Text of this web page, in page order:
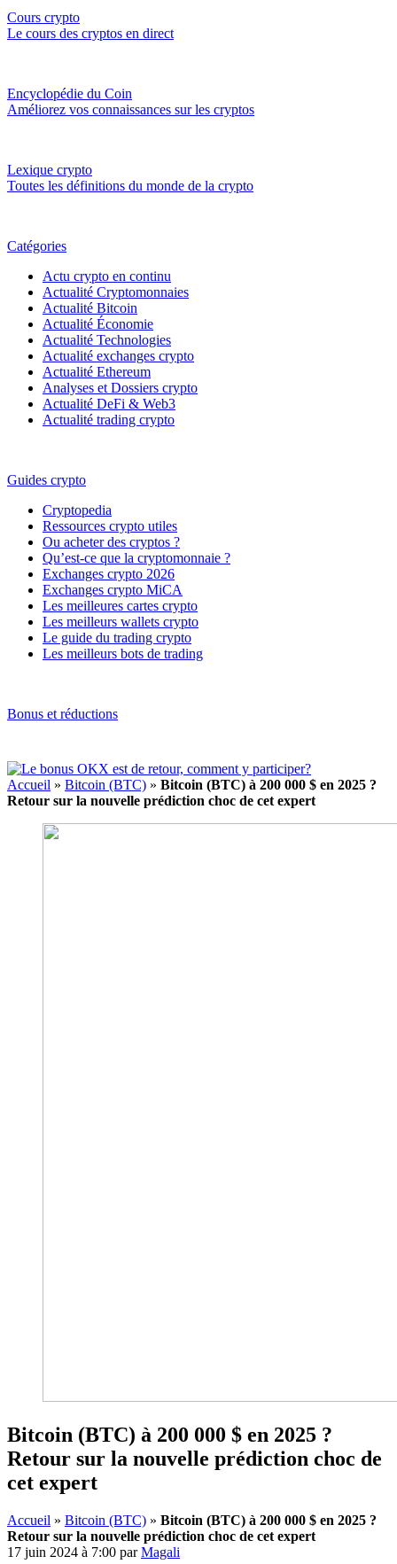
Cours crypto
Le cours des cryptos en direct
Encyclopédie du Coin
Améliorez vos connaissances sur les cryptos
Lexique crypto
Toutes les définitions du monde de la crypto
Catégories
Actu crypto en continu
Actualité Cryptomonnaies
Actualité Bitcoin
Actualité Économie
Actualité Technologies
Actualité exchanges crypto
Actualité Ethereum
Analyses et Dossiers crypto
Actualité DeFi & Web3
Actualité trading crypto
Guides crypto
Cryptopedia
Ressources crypto utiles
Ou acheter des cryptos ?
Qu’est-ce que la cryptomonnaie ?
Exchanges crypto 2026
Exchanges crypto MiCA
Les meilleures cartes crypto
Les meilleurs wallets crypto
Le guide du trading crypto
Les meilleurs bots de trading
Bonus et réductions
Accueil » Bitcoin (BTC) » Bitcoin (BTC) à 200 000 $ en 2025 ?
Retour sur la nouvelle prédiction choc de cet expert
Bitcoin (BTC) à 200 000 $ en 2025 ?
Retour sur la nouvelle prédiction choc de
cet expert
Accueil » Bitcoin (BTC) » Bitcoin (BTC) à 200 000 $ en 2025 ?
Retour sur la nouvelle prédiction choc de cet expert
17 juin 2024 à 7:00 parMagali